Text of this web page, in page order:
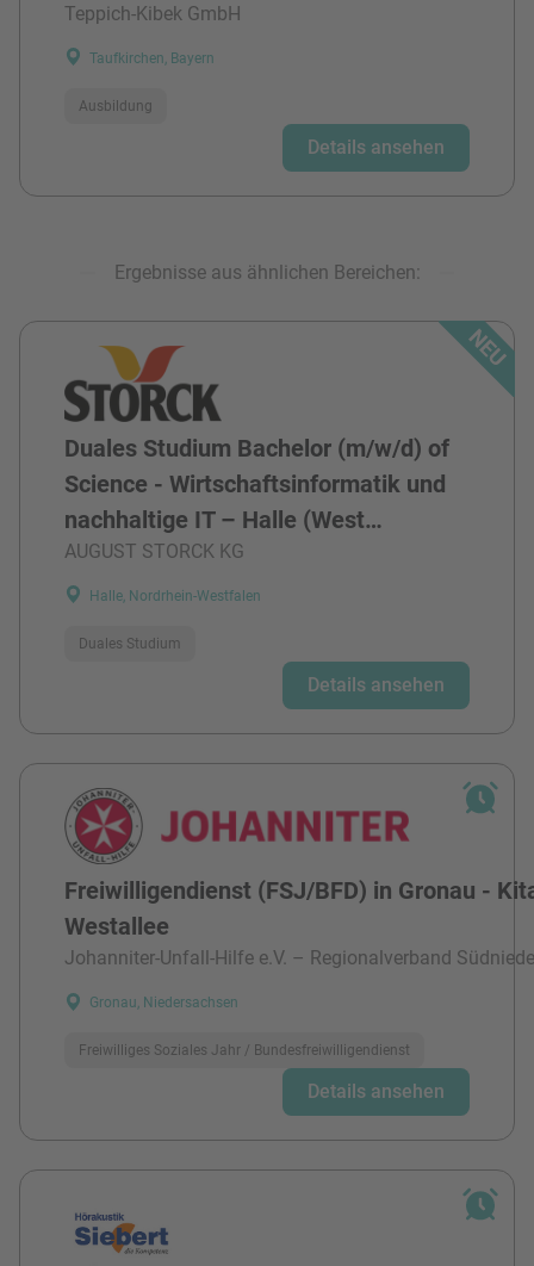
Teppich-Kibek GmbH
Taufkirchen, Bayern
Ausbildung
Details ansehen
Ergebnisse aus ähnlichen Bereichen:
Duales Studium Bachelor (m/w/d) of
Science - Wirtschaftsinformatik und
nachhaltige IT – Halle (West…
AUGUST STORCK KG
Halle, Nordrhein-Westfalen
Duales Studium
Details ansehen
Freiwilligendienst (FSJ/BFD) in Gronau -
Westallee
Johanniter-Unfall-Hilfe e.V. – Regionalverband
Gronau, Niedersachsen
Freiwilliges Soziales Jahr / Bundesfreiwilligendienst
Details ansehen